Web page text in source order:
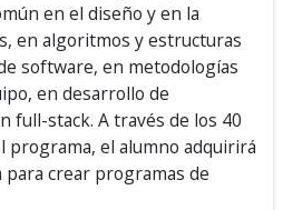
en el diseño y en la
en algoritmos y estructuras
software, en metodologías
en desarrollo de
full-stack. A través de los 40
programa, el alumno adquirirá
para crear programas de